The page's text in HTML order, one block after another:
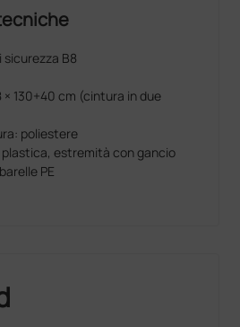
sicurezza B8
× 130+40 cm (cintura in due
poliestere
plastica, estremità con gancio
PE